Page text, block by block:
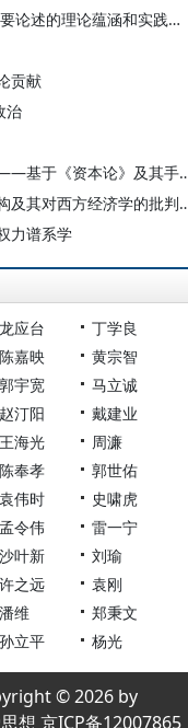
刘儒 周梅青：习近平关于发展数字经济重要论述的理论蕴涵和实践指向
贡献
治
李义 王岩：“鲁滨逊”形象的唯
曾楠：新时代人文经济学的渊
力谱系学
龙应台
丁学良
陈嘉映
黄宗智
郭宇宽
马立诚
赵汀阳
戴建业
王海光
周濂
陈奉孝
郭世佑
袁伟时
史啸虎
孟令伟
雷一宁
沙叶新
刘瑜
许之远
袁刚
潘维
郑秉文
孙立平 杨光
© 2026 by
想 京ICP备12007865